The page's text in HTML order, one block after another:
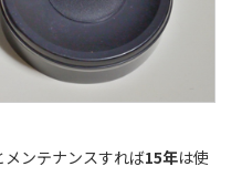
ンテナンスすれば15年は使